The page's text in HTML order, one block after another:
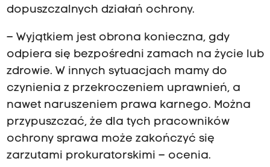
dopuszczalnych działań ochrony.
– Wyjątkiem jest obrona konieczna, gdy
odpiera się bezpośredni zamach na życie lub
zdrowie. W innych sytuacjach mamy do
czynienia z przekroczeniem uprawnień, a
nawet naruszeniem prawa karnego. Można
przypuszczać, że dla tych pracowników
ochrony sprawa może zakończyć się
zarzutami prokuratorskimi – ocenia.